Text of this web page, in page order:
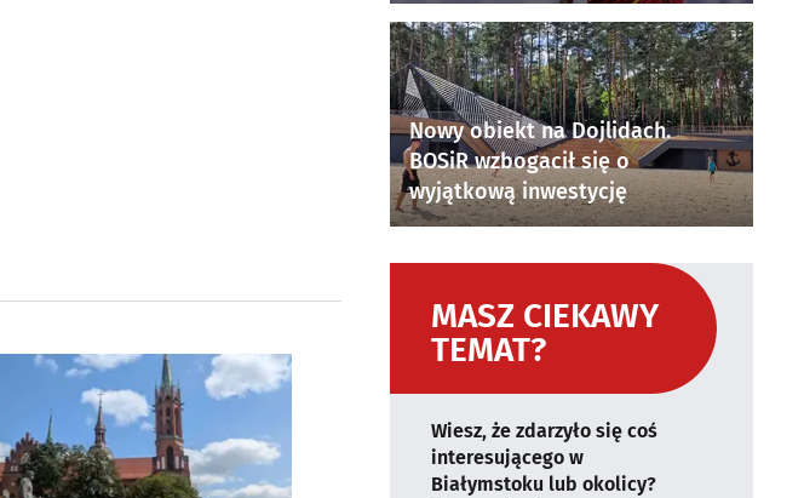
Nowy obiekt na Dojlidach.
BOSiR wzbogacił się o
wyjątkową inwestycję
MASZ CIEKAWY
TEMAT?
Wiesz, że zdarzyło się coś
interesującego w
Białymstoku lub okolicy?